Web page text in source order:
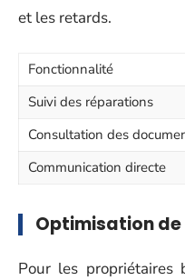
et les retards.
Fonctionnalité
Suivi des réparations
Consultation des
Communication directe
Optimisation
Pour les propriétaires